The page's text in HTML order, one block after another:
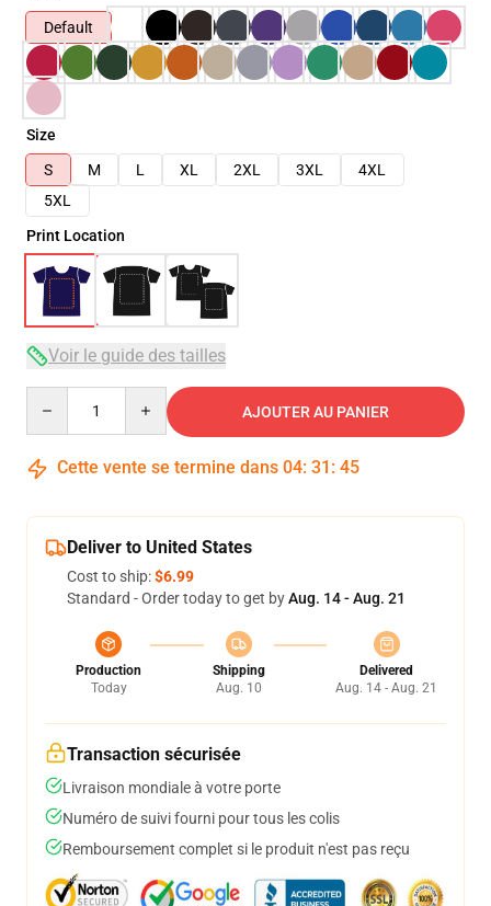
Default
Size
S
M L XL 2XL 3XL
4XL
5XL
Print Location
Voir le guide des tailles
AJOUTER AU PANIER
Cette vente se termine dans 04: 31 : 45
Deliver to United States
Cost to ship:$6.99
Standard - Order today to get byAug. 14 - Aug. 21
Production
Today
Shipping
Aug. 10
Delivered
Aug. 14 - Aug. 21
Transaction sécurisée
Livraison mondiale à votre porte
Numéro de suivi fourni pour tous les colis
Remboursement complet si le produit n'est pas reçu